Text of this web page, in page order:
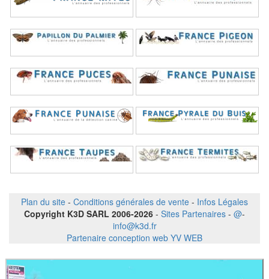
Plan du site - Conditions générales de vente - Infos Légales
Copyright K3D SARL 2006-2026 - Sites Partenaires - @-
info@k3d.fr
Partenaire conception web YV WEB